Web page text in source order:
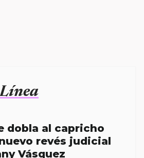
dobla al capricho
revés judicial
Vásquez